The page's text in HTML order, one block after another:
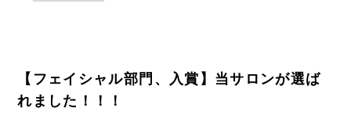
【フェイシャル部門、入賞】当サロンが選ば
れました！！！